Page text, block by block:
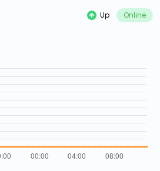
Up Online